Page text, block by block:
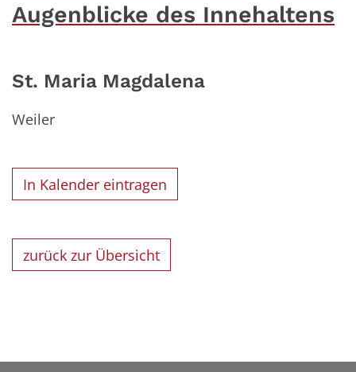
Augenblicke des Innehaltens
St. Maria Magdalena
Weiler
In Kalender eintragen
zurück zur Übersicht